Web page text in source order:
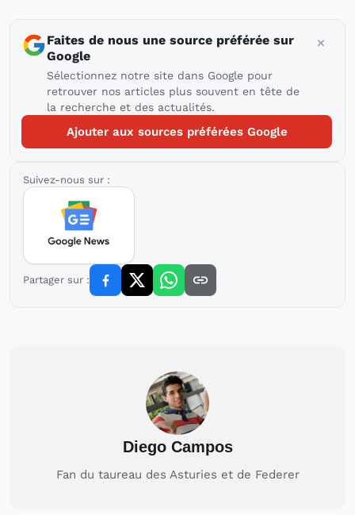
Faites de nous une source préférée sur
Google
Sélectionnez notre site dans Google pour
retrouver nos articles plus souvent en tête de
la recherche et des actualités.
Ajouter aux sources préférées Google
Suivez-nous sur :
Partager sur :
Diego Campos
Fan du taureau des Asturies et de Federer